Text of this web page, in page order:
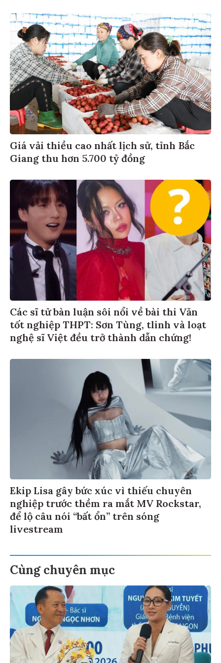
Giá vải thiều cao nhất lịch sử, tỉnh Bắc
Giang thu hơn 5.700 tỷ đồng
Các sĩ tử bàn luận sôi nổi về bài thi Văn
tốt nghiệp THPT: Sơn Tùng, tlinh và loạt
nghệ sĩ Việt đều trở thành dẫn chứng!
Ekip Lisa gây bức xúc vì thiếu chuyên
nghiệp trước thềm ra mắt MV Rockstar,
để lộ câu nói “bất ổn” trên sóng
livestream
Cùng chuyên mục